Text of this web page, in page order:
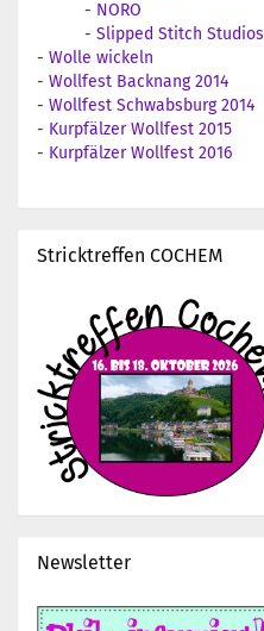
- NORO
- Slipped Stitch Studios
- Wolle wickeln
- Wollfest Backnang 2014
- Wollfest Schwabsburg 2014
- Kurpfälzer Wollfest 2015
- Kurpfälzer Wollfest 2016
Stricktreffen COCHEM
Newsletter